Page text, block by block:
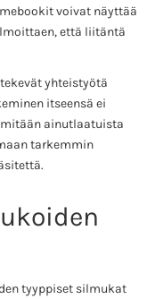
voivat näyttää
että liitäntä
yhteistyötä
itseensä ei
ainutlaatuista
tarkemmin
tyyppiset silmukat